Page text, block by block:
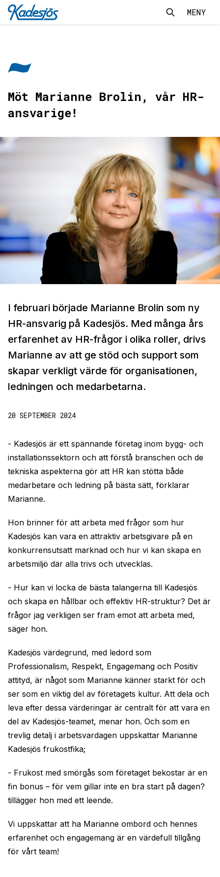
Kadesjös - Tillbaks till start
SökSök
MENY
Möt Marianne Brolin, vår HR-
ansvarige!
I februari började Marianne Brolin som ny
HR-ansvarig på Kadesjös. Med många års
erfarenhet av HR-frågor i olika roller, drivs
Marianne av att ge stöd och support som
skapar verkligt värde för organisationen,
ledningen och medarbetarna.
20 SEPTEMBER 2024
- Kadesjös är ett spännande företag inom bygg- och
installationssektorn och att förstå branschen och de
tekniska aspekterna gör att HR kan stötta både
medarbetare och ledning på bästa sätt, förklarar
Marianne.
Hon brinner för att arbeta med frågor som hur
Kadesjös kan vara en attraktiv arbetsgivare på en
konkurrensutsatt marknad och hur vi kan skapa en
arbetsmiljö där alla trivs och utvecklas.
- Hur kan vi locka de bästa talangerna till Kadesjös
och skapa en hållbar och effektiv HR-struktur? Det är
frågor jag verkligen ser fram emot att arbeta med,
säger hon.
Kadesjös värdegrund, med ledord som
Professionalism, Respekt, Engagemang och Positiv
attityd, är något som Marianne känner starkt för och
ser som en viktig del av företagets kultur. Att dela och
leva efter dessa värderingar är centralt för att vara en
del av Kadesjös-teamet, menar hon. Och som en
trevlig detalj i arbetsvardagen uppskattar Marianne
Kadesjös frukostfika;
- Frukost med smörgås som företaget bekostar är en
fin bonus – för vem gillar inte en bra start på dagen?
tillägger hon med ett leende.
Vi uppskattar att ha Marianne ombord och hennes
erfarenhet och engagemang är en värdefull tillgång
för vårt team!